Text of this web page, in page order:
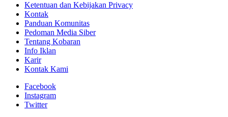
Ketentuan dan Kebijakan Privacy
Kontak
Panduan Komunitas
Pedoman Media Siber
Tentang Kobaran
Info Iklan
Karir
Kontak Kami
Facebook
Instagram
Twitter